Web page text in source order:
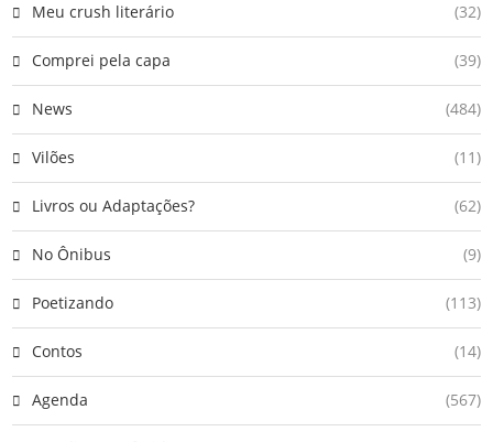
Meu crush literário (32)
Comprei pela capa (39)
News (484)
Vilões (11)
Livros ou Adaptações? (62)
No Ônibus (9)
Poetizando (113)
Contos (14)
Agenda (567)